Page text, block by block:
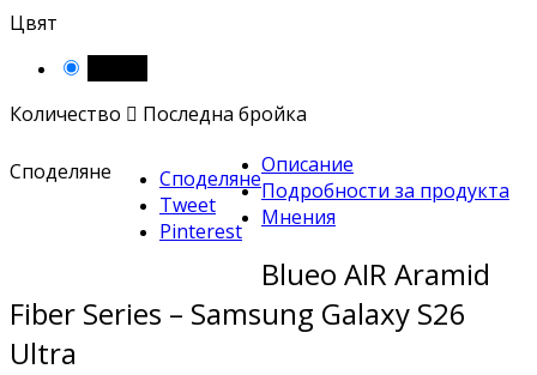
Цвят
Количество  Последна бройка
Споделяне
Споделяне
Tweet
Pinterest
Описание
Подробности за продукта
Мнения
Blueo AIR Aramid
Fiber Series – Samsung Galaxy S26
Ultra